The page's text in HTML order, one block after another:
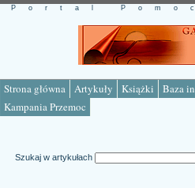
Strona główna Artykuły Książki
Baza
Kampania Przemoc
Portal
Szukaj w artykułach